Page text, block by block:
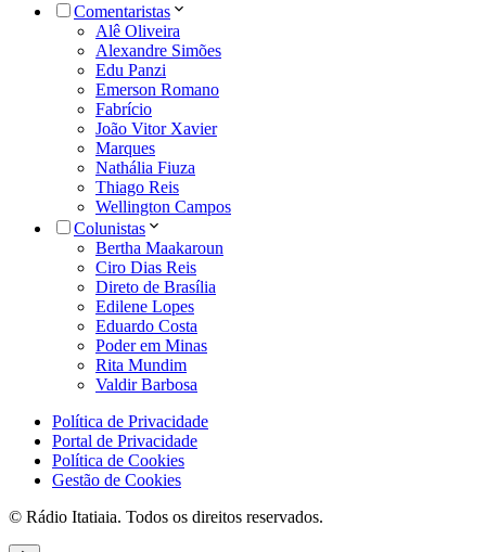
Comentaristas
Alê Oliveira
Alexandre Simões
Edu Panzi
Emerson Romano
Fabrício
João Vitor Xavier
Marques
Nathália Fiuza
Thiago Reis
Wellington Campos
Colunistas
Bertha Maakaroun
Ciro Dias Reis
Direto de Brasília
Edilene Lopes
Eduardo Costa
Poder em Minas
Rita Mundim
Valdir Barbosa
Política de Privacidade
Portal de Privacidade
Política de Cookies
Gestão de Cookies
© Rádio Itatiaia. Todos os direitos reservados.